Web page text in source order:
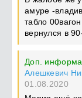
амуре -
табло
вернулся в
Доп.
Алешкевич
01.08.2020